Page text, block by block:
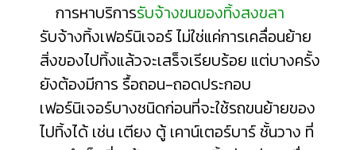
การหาบริการรับจ้างขนของทิ้งสงขลา
รับจ้างทิ้งเฟอร์นิเจอร์ ไม่ใช่แค่การเคลื่อนย้าย
สิ่งของไปทิ้งแล้วจะเสร็จเรียบร้อย แต่บางครั้ง
ยังต้องมีการ รื้อถอน-ถอดประกอบ
เฟอร์นิเจอร์บางชนิดก่อนที่จะใช้รถขนย้ายของ
ไปทิ้งได้ เช่น เตียง ตู้ เคาน์เตอร์บาร์ ชั้นวาง ที่